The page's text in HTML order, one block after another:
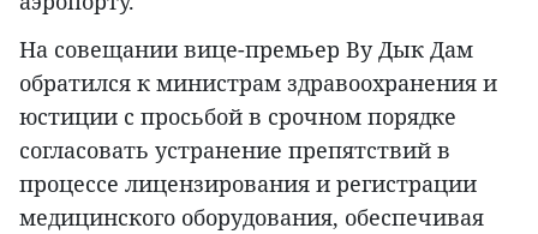
На совещании вице-премьер Ву Дык Дам
обратился к министрам здравоохранения и
юстиции с просьбой в срочном порядке
согласовать устранение препятствий в
процессе лицензирования и регистрации
медицинского оборудования, обеспечивая